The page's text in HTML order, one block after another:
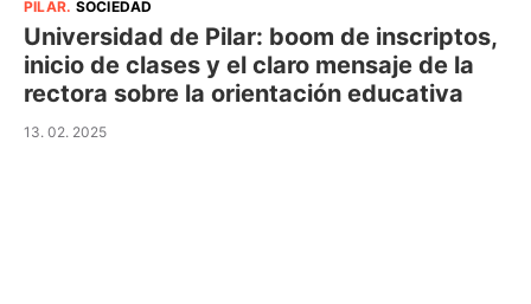
PILAR. SOCIEDAD
Universidad de Pilar: boom de inscriptos,
inicio de clases y el claro mensaje de la
rectora sobre la orientación educativa
13. 02. 2025